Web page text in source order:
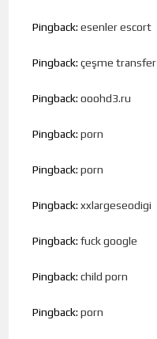
Pingback:esenler escort
Pingback:çeşme transfer
Pingback:ooohd3.ru
Pingback:porn
Pingback:porn
Pingback:xxlargeseodigi
Pingback:fuck google
Pingback:child porn
Pingback:porn